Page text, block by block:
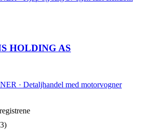
HOLDING AS
· Detaljhandel med motorvogner
3)